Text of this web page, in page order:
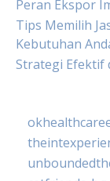
Peran Ekspor
Tips Memilih
Kebutuhan
Strategi Efektif